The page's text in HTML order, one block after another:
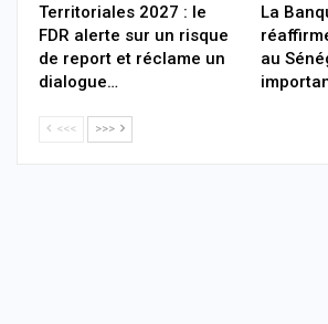
Territoriales 2027 : le
FDR alerte sur un risque
de report et réclame un
dialogue…
La
au
<<< >>>